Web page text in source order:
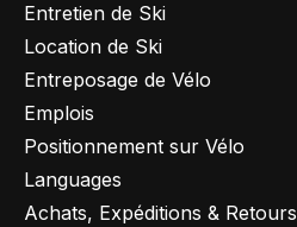
Entretien de Ski
Location de Ski
Entreposage de Vélo
Emplois
Positionnement sur Vélo
Languages
Achats, Expéditions & Retours